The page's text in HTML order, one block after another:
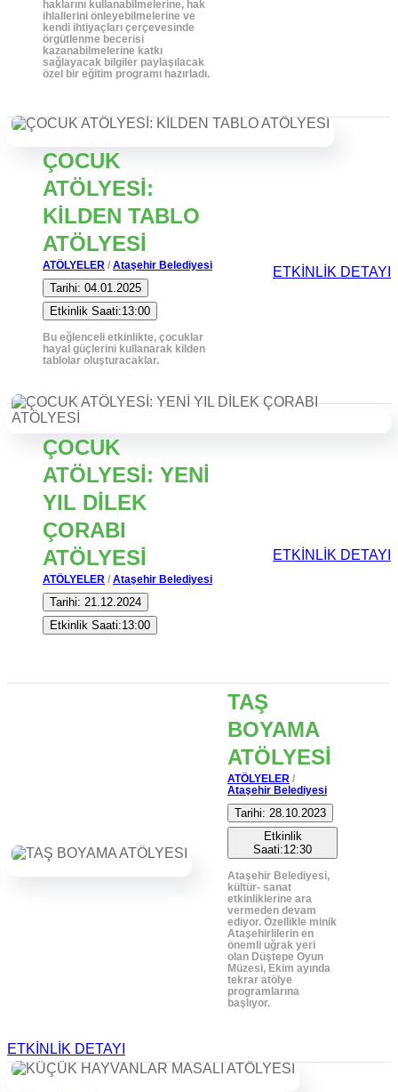
haklarını kullanabilmelerine, hak
ihlallerini önleyebilmelerine ve
kendi ihtiyaçları çerçevesinde
örgütlenme becerisi
kazanabilmelerine katkı
sağlayacak bilgiler paylaşılacak
özel bir eğitim programı hazırladı.
ÇOCUK
ATÖLYESİ:
KİLDEN TABLO
ATÖLYESİ
ATÖLYELER / Ataşehir Belediyesi
Tarihi: 04.01.2025
Etkinlik Saati:13:00
Bu eğlenceli etkinlikte, çocuklar
hayal güçlerini kullanarak kilden
tablolar oluşturacaklar.
ETKİNLİK DETAYI
ÇOCUK
ATÖLYESİ: YENİ
YIL DİLEK
ÇORABI
ATÖLYESİ
ATÖLYELER / Ataşehir Belediyesi
Tarihi: 21.12.2024
Etkinlik Saati:13:00
ETKİNLİK DETAYI
TAŞ
BOYAMA
ATÖLYESİ
ATÖLYELER /
Ataşehir Belediyesi
Tarihi: 28.10.2023
Etkinlik
Saati:12:30
Ataşehir Belediyesi,
kültür- sanat
etkinliklerine ara
vermeden devam
ediyor. Özellikle minik
Ataşehirlilerin en
önemli uğrak yeri
olan Düştepe Oyun
Müzesi, Ekim ayında
tekrar atölye
programlarına
başlıyor.
ETKİNLİK DETAYI